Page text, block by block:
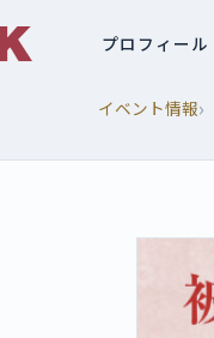
プロフィール
イベント情報›